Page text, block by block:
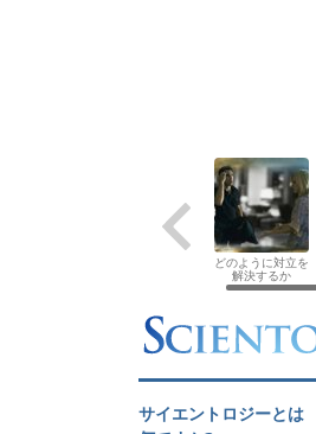
どのように対立を
解決するか
サイエントロジーとは